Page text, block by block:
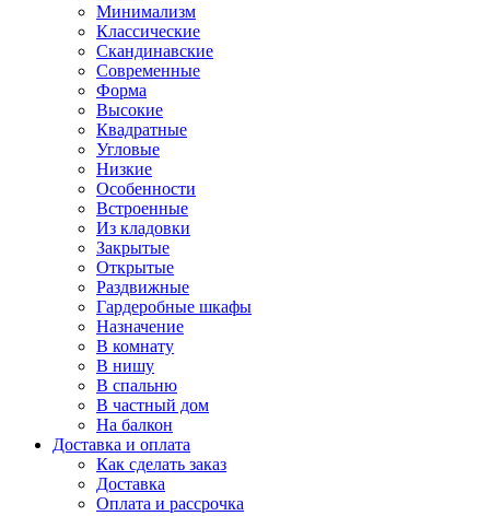
Минимализм
Классические
Скандинавские
Современные
Форма
Высокие
Квадратные
Угловые
Низкие
Особенности
Встроенные
Из кладовки
Закрытые
Открытые
Раздвижные
Гардеробные шкафы
Назначение
В комнату
В нишу
В спальню
В частный дом
На балкон
Доставка и оплата
Как сделать заказ
Доставка
Оплата и рассрочка